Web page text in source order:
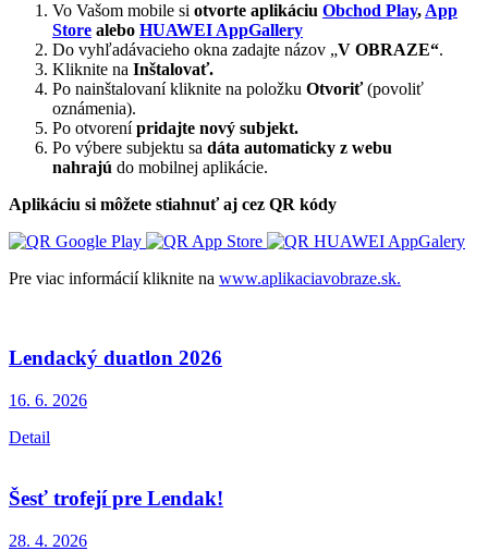
Vo Vašom mobile si otvorte aplikáciu Obchod Play, App
Store alebo HUAWEI AppGallery
Do vyhľadávacieho okna zadajte názov „V OBRAZE“.
Kliknite na Inštalovať.
Po nainštalovaní kliknite na položku Otvoriť(povoliť
oznámenia).
Po otvorenípridajte nový subjekt.
Po výbere subjektu sa dáta automaticky z webu
nahrajú do mobilnej aplikácie.
Aplikáciu si môžete stiahnuť aj cez QR kódy
Pre viac informácií kliknite na www.aplikaciavobraze.sk.
Lendacký duatlon 2026
16. 6. 2026
Detail
Šesť trofejí pre Lendak!
28. 4. 2026